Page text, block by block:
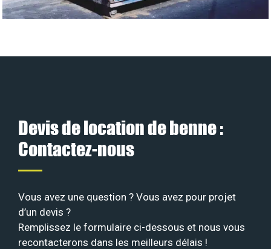
Devis de location de benne :
Contactez-nous
Vous avez une question ? Vous avez pour projet
d’un devis ?
Remplissez le formulaire ci-dessous et nous vous
recontacterons dans les meilleurs délais !